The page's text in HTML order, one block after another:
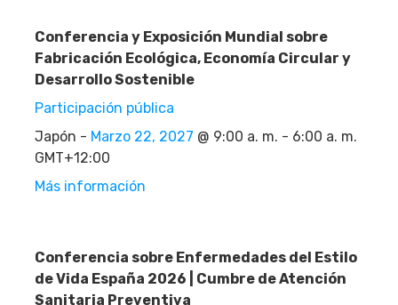
Conferencia y Exposición Mundial sobre
Fabricación Ecológica, Economía Circular y
Desarrollo Sostenible
Participación pública
Japón - Marzo 22, 2027 @ 9:00 a. m. - 6:00 a. m.
GMT+12:00
Más información
Conferencia sobre Enfermedades del Estilo
de Vida España 2026 | Cumbre de Atención
Sanitaria Preventiva